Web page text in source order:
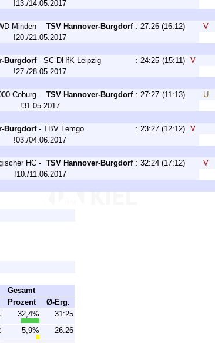
!13./14.05.2017
Minden - TSV Hannover-Burgdorf : 27:26 (16:12)
V
!20./21.05.2017
Burgdorf - SC DHfK Leipzig : 24:25 (15:11)
V
!27./28.05.2017
Coburg - TSV Hannover-Burgdorf : 27:27 (11:13)
U
!31.05.2017
Burgdorf - TBV Lemgo : 23:27 (12:12) V
!03./04.06.2017
HC - TSV Hannover-Burgdorf : 32:24 (17:12)
V
!10./11.06.2017
Gesamt
Prozent
Ø-Erg.
32,4%
31:25
5,9%
26:26